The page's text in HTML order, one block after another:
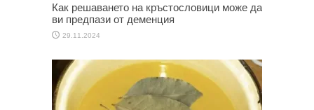
Как решаването на кръстословици може да
ви предпази от деменция
29.11.2024